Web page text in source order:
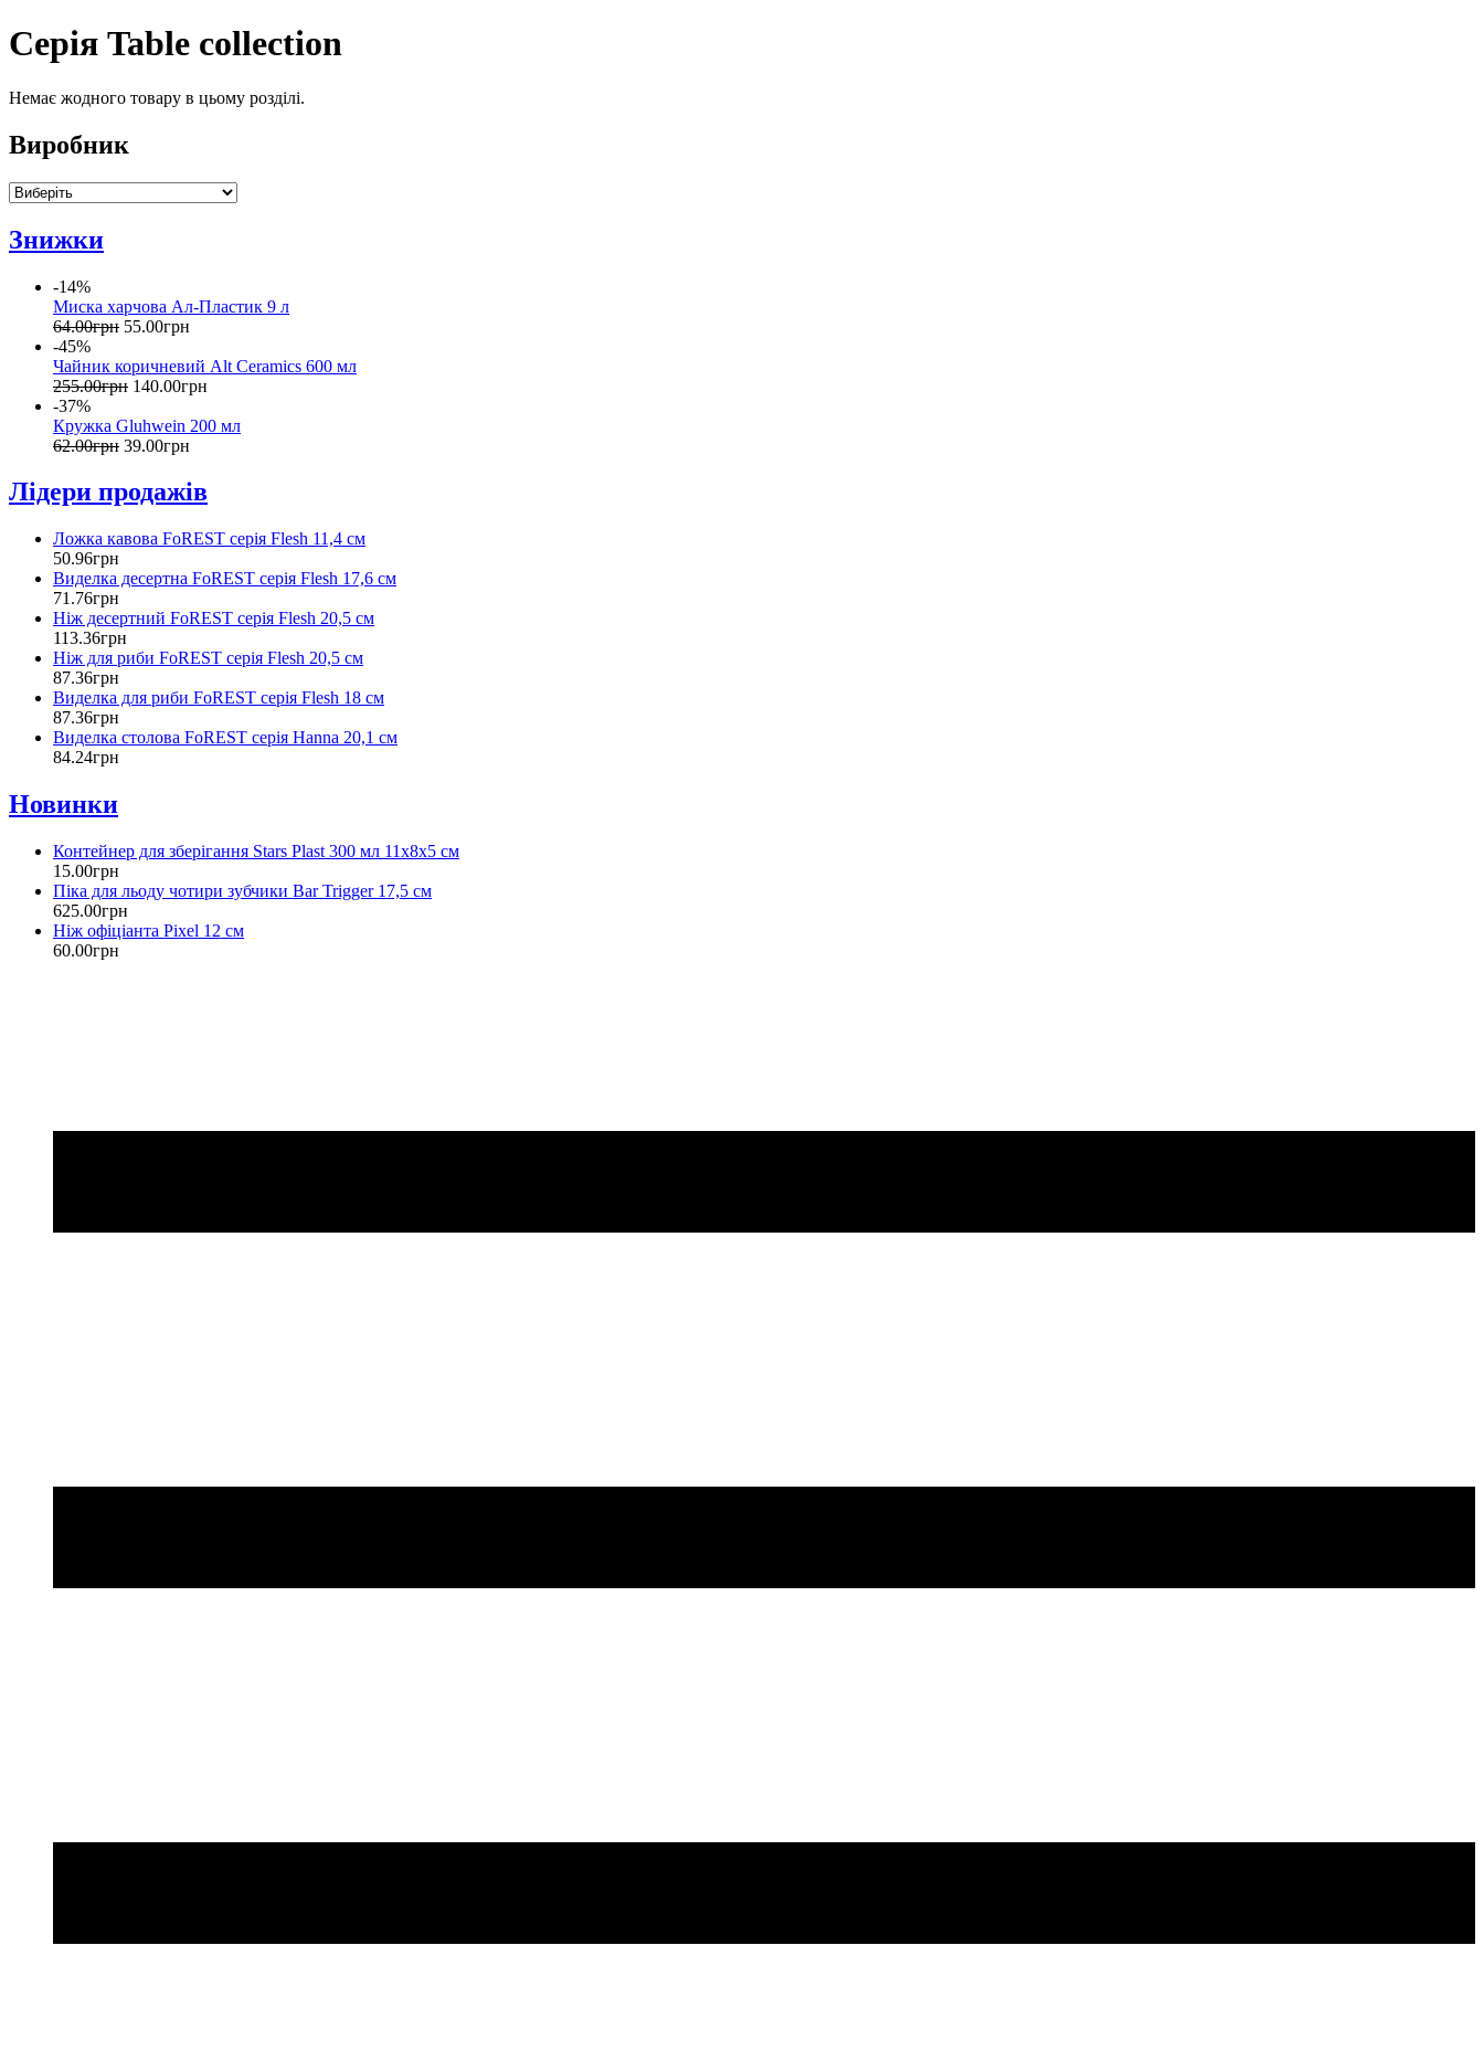
Серія Table collection
Немає жодного товару в цьому розділі.
Виробник
Знижки
-14%
Миска харчова Ал-Пластик 9 л
64.00грн 55.00грн
-45%
Чайник коричневий Alt Ceramics 600 мл
255.00грн 140.00грн
-37%
Кружка Gluhwein 200 мл
62.00грн 39.00грн
Лідери продажів
Ложка кавова FoREST серія Flesh 11,4 см
50.96грн
Виделка десертна FoREST серія Flesh 17,6 см
71 .76грн
Ніж десертний FoREST серія Flesh 20,5 см
113.36грн
Ніж для риби FoREST серія Flesh 20,5 см
87.36грн
Виделка для риби FoREST серія Flesh 18 см
87.36грн
Виделка столова FoREST серія Hanna 20,1 см
84.24грн
Новинки
Контейнер для зберігання Stars Plast 300 мл 11х8х5 см
15.00грн
Піка для льоду чотири зубчики Bar Trigger 17,5 см
625.00грн
Ніж офіціанта Pixel 12 см
60.00грн